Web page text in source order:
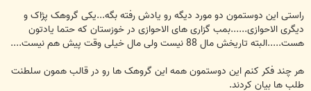
راستی این دوستمون دو مورد دیگه رو یادش رفته بگه...یکی گروهک پژاک و
دیگری الاحوازی......بمب گزاری های الاحوازی در خوزستان که حتما یادتون
هست.....البته تاریخش مال 88 نیست ولی مال خیلی وقت پیش هم نیست....
هر چند فکر کنم این دوستمون همه این گروهک ها رو در قالب همون سلطنت
طلب ها بیان کردند.